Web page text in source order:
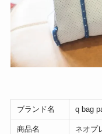
ブランド名 q bag
商品名
ネオプ